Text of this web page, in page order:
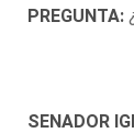
PREGUNTA:
SENADOR